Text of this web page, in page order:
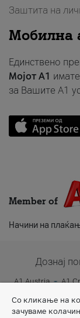
Заштита на
Мобилна
Единствено
Мојот A1
за Вашите A1
Member of
Начини на
Дознај
A1 Austria A1
Со кликање на
зачуваме